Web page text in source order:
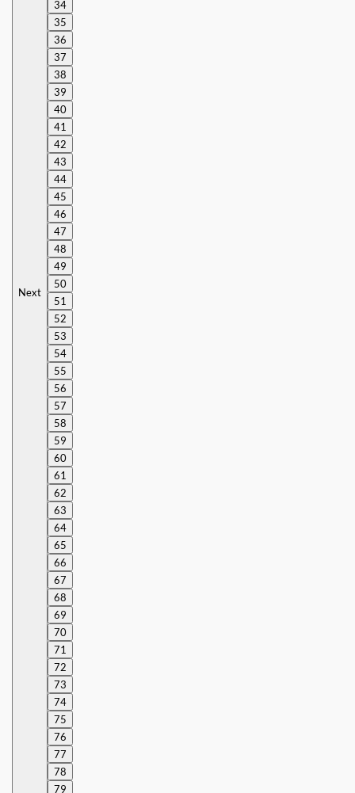
Next
34
35
36
37
38
39
40
41
42
43
44
45
46
47
48
49
50
51
52
53
54
55
56
57
58
59
60
61
62
63
64
65
66
67
68
69
70
71
72
73
74
75
76
77
78
79